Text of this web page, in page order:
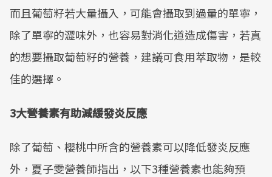
而且葡萄籽若大量攝入，可能會攝取到過量的單寧，
除了單寧的澀味外，也容易對消化道造成傷害，若真
的想要攝取葡萄籽的營養，建議可食用萃取物，是較
佳的選擇。
3大營養素有助減緩發炎反應
除了葡萄、櫻桃中所含的營養素可以降低發炎反應
外，夏子雯營養師指出，以下3種營養素也能夠預